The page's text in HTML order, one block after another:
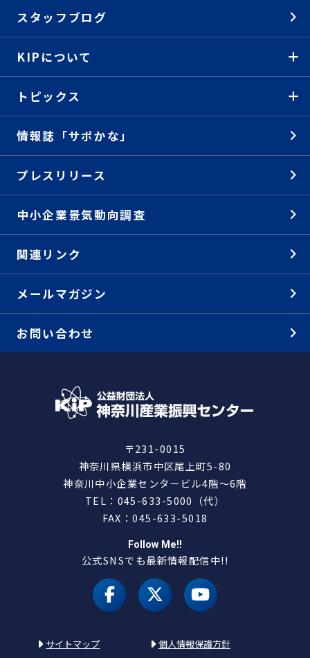
スタッフブログ
KIPについて
トピックス
情報誌「サポかな」
プレスリリース
中小企業景気動向調査
関連リンク
メールマガジン
お問い合わせ
〒231-0015
神奈川県横浜市中区尾上町5-80
神奈川中小企業センタービル4階～6階
TEL：045-633-5000（代）
FAX：045-633-5018
Follow Me!!
公式SNSでも最新情報配信中!!
facebookX（旧 twitter）
youtube
サイトマップ 個人情報保護方針